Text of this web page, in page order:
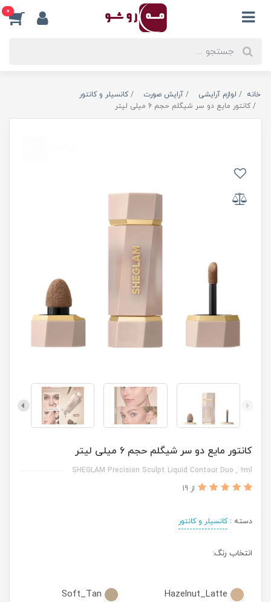
0
خانه لوازم آرایشی آرایش صورت
کانسیلر و کانتور
کانتور مایع دو سر شیگلم حجم 6 میلی لیتر
کانتور مایع دو سر شیگلم حجم 6 میلی لیتر
SHEGLAM Precision Sculpt Liquid Contour Duo , 6ml
از 19
دسته :کانسیلر و کانتور
انتخاب رنگ:
Hazelnut_Latte
Soft_Tan